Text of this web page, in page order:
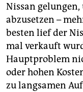
Nissan
abzusetzen –
besten lief der
mal verkauft
Hauptproblem
oder hohen
zu langsamen